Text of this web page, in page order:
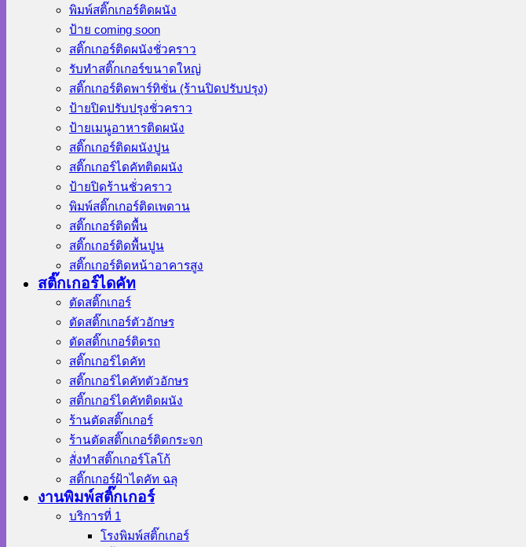
พิมพ์สติ๊กเกอร์ติดผนัง
ป้าย coming soon
สติ๊กเกอร์ติดผนังชั่วคราว
รับทำสติ๊กเกอร์ขนาดใหญ่
สติ๊กเกอร์ติดพาร์ทิชั่น (ร้านปิดปรับปรุง)
ป้ายปิดปรับปรุงชั่วคราว
ป้ายเมนูอาหารติดผนัง
สติ๊กเกอร์ติดผนังปูน
สติ๊กเกอร์ไดคัทติดผนัง
ป้ายปิดร้านชั่วคราว
พิมพ์สติ๊กเกอร์ติดเพดาน
สติ๊กเกอร์ติดพื้น
สติ๊กเกอร์ติดพื้นปูน
สติ๊กเกอร์ติดหน้าอาคารสูง
สติ๊กเกอร์ไดคัท
ตัดสติ๊กเกอร์
ตัดสติ๊กเกอร์ตัวอักษร
ตัดสติ๊กเกอร์ติดรถ
สติ๊กเกอร์ไดคัท
สติ๊กเกอร์ไดคัทตัวอักษร
สติ๊กเกอร์ไดคัทติดผนัง
ร้านตัดสติ๊กเกอร์
ร้านตัดสติ๊กเกอร์ติดกระจก
สั่งทําสติ๊กเกอร์โลโก้
สติ๊กเกอร์ฝ้าไดคัท ฉลุ
งานพิมพ์สติ๊กเกอร์
บริการที่ 1
โรงพิมพ์สติ๊กเกอร์